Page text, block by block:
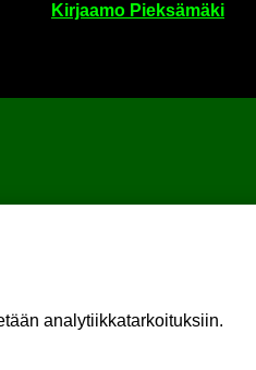
Kir­jaa­mo Piek­sä­mä­ki
ana­ly­tiik­ka­tar­koi­tuk­siin.